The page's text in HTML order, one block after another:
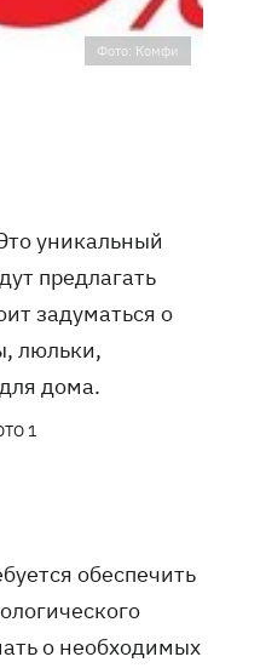
Фото: Комфи
уникальный
предлагать
задуматься о
люльки,
дома.
обеспечить
о необходимых